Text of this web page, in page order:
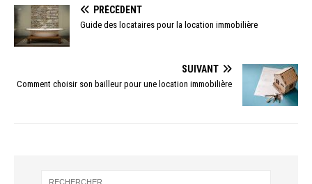
PRÉCÉDENT
Guide des locataires pour la location immobilière
SUIVANT
Comment choisir son bailleur pour une location immobilière